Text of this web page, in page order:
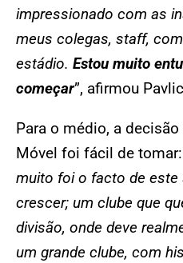
impressionado com as
meus colegas, staff,
estádio. Estou muito
começar”, afirmou
Para o médio, a
Móvel foi fácil de tomar:
muito foi o facto de este
crescer; um clube que
divisão, onde deve
um grande clube, com